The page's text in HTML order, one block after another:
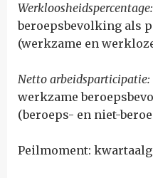
Werkloosheidspercentage:
beroepsbevolking als
(werkzame en
Netto arbeidsparticipatie:
werkzame
(beroeps- en niet-
Peilmoment: